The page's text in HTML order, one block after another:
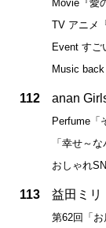
Movie『愛
TV アニメ
Event すご
Music
112 anan
Perfume「
「幸せ～
おしゃれ
113 益田ミリ
第62回「お